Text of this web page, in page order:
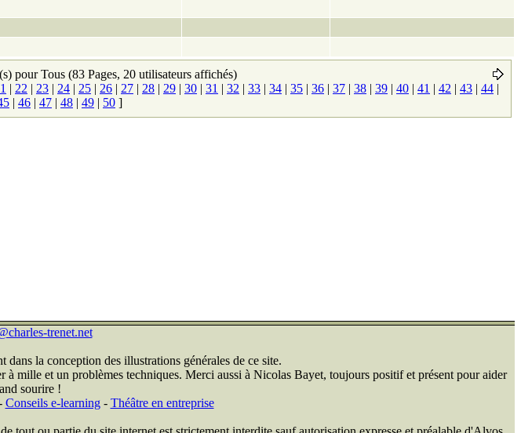
pour Tous (83 Pages, 20 utilisateurs affichés)
| 22 | 23 | 24 | 25 | 26 | 27 | 28 | 29 | 30 | 31 | 32 | 33 | 34 | 35 | 36 | 37 | 38 | 39 | 40 | 41 | 42 | 43 | 44 |
| 46 | 47 | 48 | 49 | 50 ]
trenet.net
la conception des illustrations générales de ce site.
mille et un problèmes techniques. Merci aussi à Nicolas Bayet, toujours positif et présent pour aider
sourire !
Conseils e-learning- Théâtre en entreprise